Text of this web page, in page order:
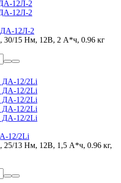
ДА-12Л-2
30/15 Нм, 12В, 2 А*ч, 0.96 кг
12/2Li
25/13 Нм, 12В, 1,5 А*ч, 0.96 кг,